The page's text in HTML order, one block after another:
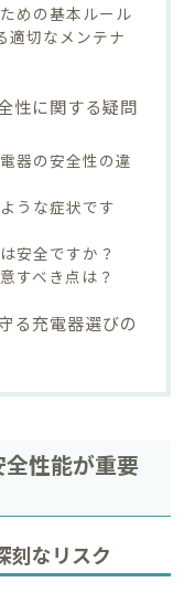
めの基本ルール
適切なメンテナ
性に関する疑問
器の安全性の違
うな症状です
安全ですか？
すべき点は？
る充電器選びの
性能が重要
刻なリスク